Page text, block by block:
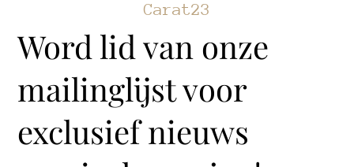
Carat23
Word lid van onze
mailinglijst voor
exclusief nieuws